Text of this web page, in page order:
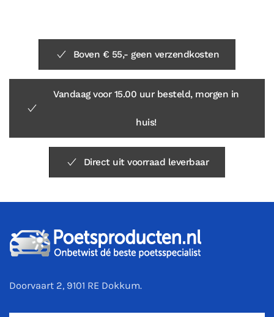
Boven € 55,- geen verzendkosten
Vandaag voor 15.00 uur besteld, morgen in
huis!
Direct uit voorraad leverbaar
Doorvaart 2, 9101 RE Dokkum.